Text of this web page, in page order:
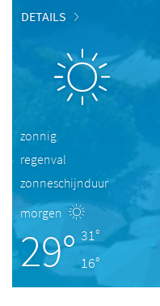
DETAILS
zonnig
regenval
zonneschijnduur
morgen
29° 31°
16°